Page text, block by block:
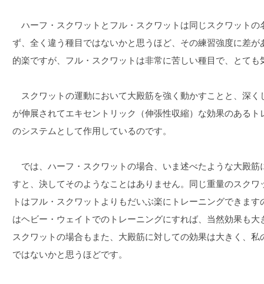
ハーフ・スクワットとフル・スクワットは同じスクワットの
ず、全く違う種目ではないかと思うほど、その練習強度に差
的楽ですが、フル・スクワットは非常に苦しい種目で、とても
スクワットの運動において大殿筋を強く動かすことと、深く
が伸展されてエキセントリック（伸張性収縮）な効果のある
のシステムとして作用しているのです。
では、ハーフ・スクワットの場合、いま述べたような大殿筋
すと、決してそのようなことはありません。同じ重量のスク
トはフル・スクワットよりもだいぶ楽にトレーニングできま
はヘビー・ウェイトでのトレーニングにすれば、当然効果も
スクワットの場合もまた、大殿筋に対しての効果は大きく、
ではないかと思うほどです。